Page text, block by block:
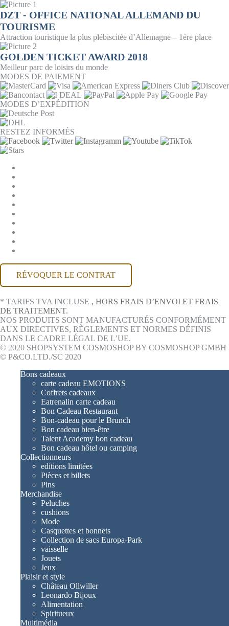
DZT - OFFICE NATIONAL ALLEMAND DU
TOURISME
Attraction touristique la plus plébiscitée d’Allemagne – 1ère place
GOLDEN TICKET AWARD 2018
Meilleur parc de loisirs du monde
MODES DE PAIEMENT
MODES D’EXPÉDITION
RESTEZ INFORMÉS
RÉVOQUER LE CONTRAT
* TARIFS TVA INCLUSE , HORS FRAIS D’ENVOI ET FRAIS
DE TRAITEMENT.
NOS PRODUITS SONT MANUFACTURÉS CONFORMÉMENT
AUX DIRECTIVES, RÈGLEMENTS ET NORMES DÉFINIS
DANS LE CADRE LÉGAL DE L’UE.
© 2020 SHOPSYSTEM COSMOSHOP BY COSMOSHOP GMBH
© P&CO.LTD./SC 2020
Bons cadeaux
carte cadeau EMOTIONS
Coffrets cadeaux
Eatrenalin carte cadeau
Bon Cadeau Restaurant
Bon-cadeau pour le Brunch
Bon cadeau bien-être
Talent Academy bon cadeau
Bon cadeau hôtel ou camping
Collectionneurs
editions limitées
Pièces et billets
Pins
Merchandise
Peluches
cushions
Mode
Casquettes et bonnets
Collection de sacs Europa-Park
vaisselle
Jouets
Jeux
Plaisir et style
Château Ollwiller
Leonardo Bijoux
Alimentation
Spiritueux
Multimédia